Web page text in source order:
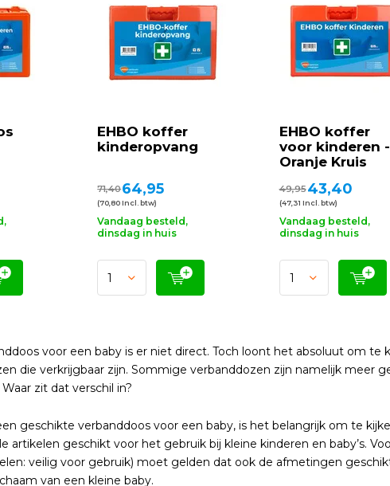
EHBO koffer
kinderopvang
71,4064,95
(70,80 Incl. btw)
Vandaag besteld,
dinsdag in huis
EHBO koffer
voor kinderen -
Oranje Kruis
49,9543,40
(47,31 Incl. btw)
Vandaag besteld,
dinsdag in huis
voor een baby is er niet direct. Toch loont het absoluut om te
die verkrijgbaar zijn. Sommige verbanddozen zijn namelijk meer
Waar zit dat verschil in?
geschikte verbanddoos voor een baby, is het belangrijk om te
artikelen geschikt voor het gebruik bij kleine kinderen en baby’s.
veilig voor gebruik) moet gelden dat ook de afmetingen
van een kleine baby.